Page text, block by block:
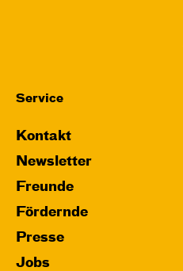
Service
Kontakt
Newsletter
Freunde
Fördernde
Presse
Jobs